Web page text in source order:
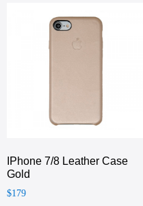
IPhone 7/8 Leather Case
Gold
$179